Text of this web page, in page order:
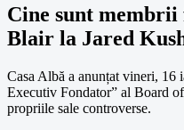
Cine sunt
Blair la Jared
Casa Albă a anunțat vineri, 16
Executiv Fondator” al Board
propriile sale controverse.